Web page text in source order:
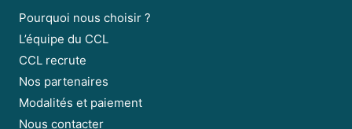
Pourquoi nous choisir ?
L’équipe du CCL
CCL recrute
Nos partenaires
Modalités et paiement
Nous contacter